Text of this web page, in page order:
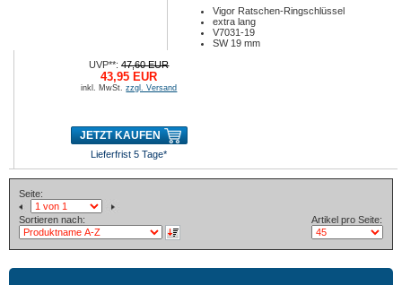
Vigor Ratschen-Ringschlüssel
extra lang
V7031-19
SW 19 mm
UVP**:47,60 EUR
43,95 EUR
inkl. MwSt.zzgl. Versand
JETZT KAUFEN
Lieferfrist 5 Tage*
Seite:
Sortieren nach: Artikel pro Seite: